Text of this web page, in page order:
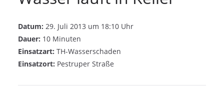
Datum: 29. Juli 2013 um 18:10 Uhr
Dauer: 10 Minuten
Einsatzart: TH-Wasserschaden
Einsatzort: Pestruper Straße